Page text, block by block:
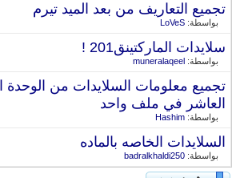
تجميع التعاريف من بعد الميد تيرم
بواسطة:LoVeS
سلايدات الماركتينق201 !
بواسطة:muneralaqeel
تجميع معلومات السلايدات من الوحدة
العاشر في ملف واحد
بواسطة:Hashim
السلايدات الخاصه بالماده
بواسطة:badralkhaldi250